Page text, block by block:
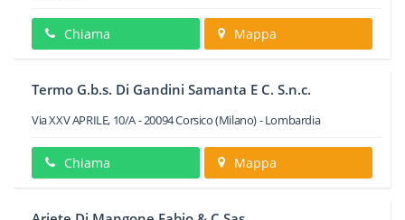
Chiama Mappa
Termo G.b.s. Di Gandini Samanta E C. S.n.c.
Via XXV APRILE, 10/A-20094Corsico(Milano) -Lombardia
Chiama Mappa